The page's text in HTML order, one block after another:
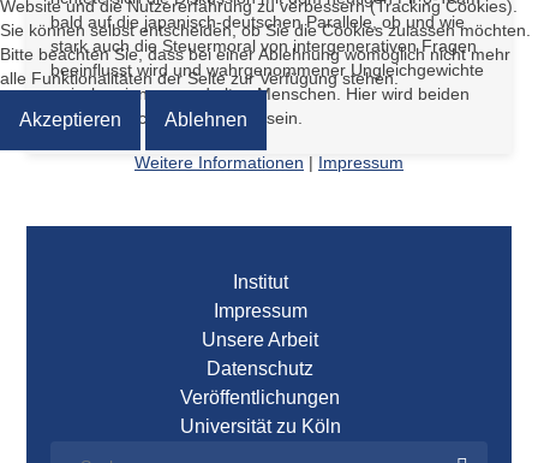
bald auf die japanisch-deutschen Parallele, ob und wie
stark auch die Steuermoral von intergenerativen Fragen
beeinflusst wird und wahrgenommener Ungleichgewichte
zwischen jungen und alten Menschen. Hier wird beiden
Ländern noch viel zu lernen sein.
Institut
Impressum
Unsere Arbeit
Datenschutz
Veröffentlichungen
Universität zu Köln
Website und die Nutzererfahrung zu verbessern (Tracking Cookies).
Sie können selbst entscheiden, ob Sie die Cookies zulassen möchten.
Bitte beachten Sie, dass bei einer Ablehnung womöglich nicht mehr
alle Funktionalitäten der Seite zur Verfügung stehen.
Akzeptieren Ablehnen
Weitere Informationen | Impressum